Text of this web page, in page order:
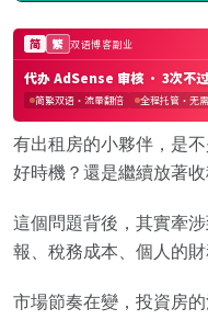
有出租房的小夥伴，是
好時機？還是繼續放著
這個問題背後，其實牽
報、稅務成本、個人的
市場節奏在變，投資房